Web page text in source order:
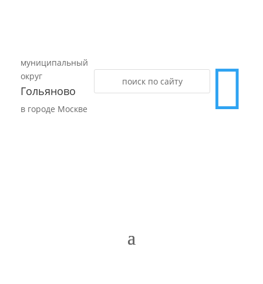
муниципальный
округ
Гольяново
в городе Москве 